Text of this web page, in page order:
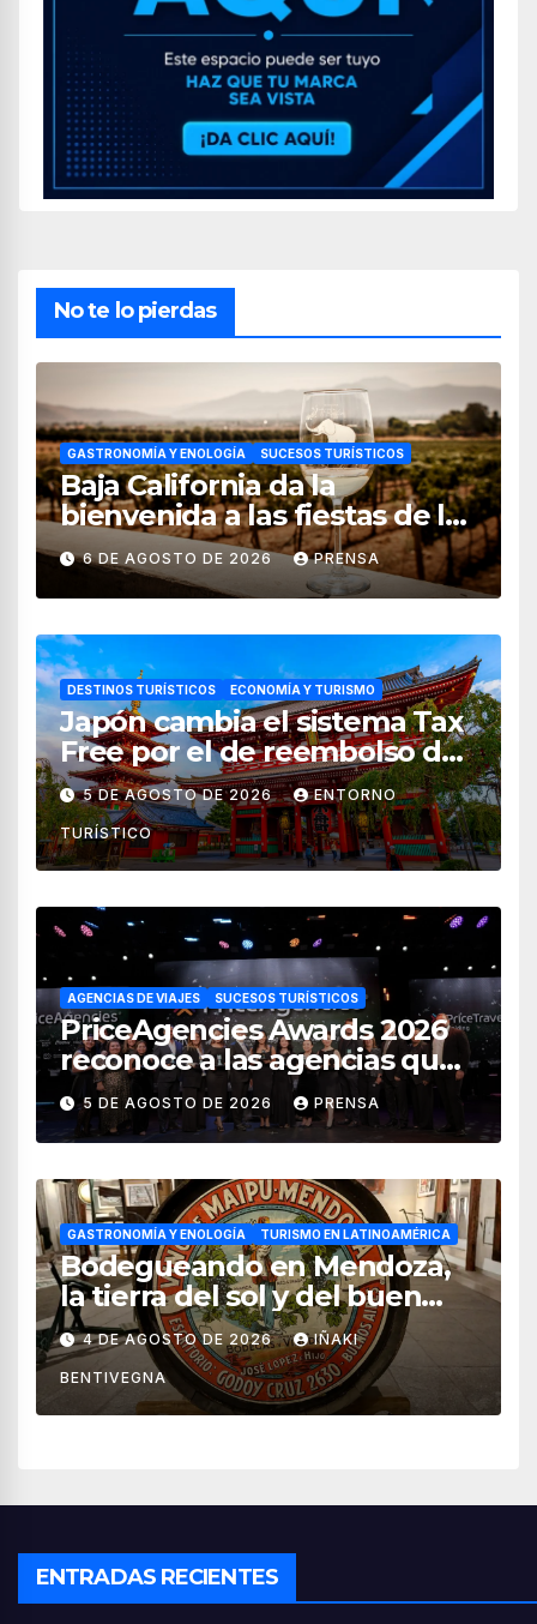
No te lo pierdas
GASTRONOMÍA Y ENOLOGÍA SUCESOS TURÍSTICOS
Baja California da la
bienvenida a las fiestas de la
vendimia 2026
6 DE AGOSTO DE 2026 PRENSA
DESTINOS TURÍSTICOS ECONOMÍA Y TURISMO
Japón cambia el sistema Tax
Free por el de reembolso de
impuestos desde noviembre
de 2026
5 DE AGOSTO DE 2026 ENTORNO
TURÍSTICO
AGENCIAS DE VIAJES SUCESOS TURÍSTICOS
PriceAgencies Awards 2026
reconoce a las agencias que
impulsan el crecimiento del
turismo en México
5 DE AGOSTO DE 2026 PRENSA
GASTRONOMÍA Y ENOLOGÍA TURISMO EN LATINOAMÉRICA
Bodegueando en Mendoza,
la tierra del sol y del buen
vino
4 DE AGOSTO DE 2026 IÑAKI
BENTIVEGNA
ENTRADAS RECIENTES